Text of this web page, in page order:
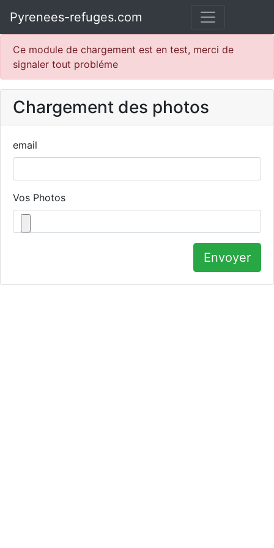
Pyrenees-refuges.com
Ce module de chargement est en test, merci de
signaler tout probléme
Chargement des photos
email
Vos Photos
Envoyer